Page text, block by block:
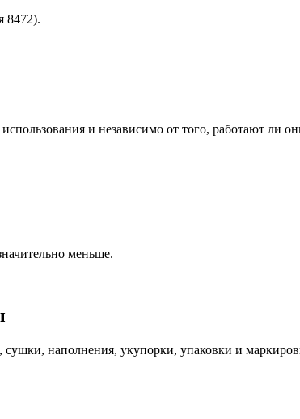
8472).
и независимо от того, работают ли
меньше.
наполнения, укупорки, упаковки и